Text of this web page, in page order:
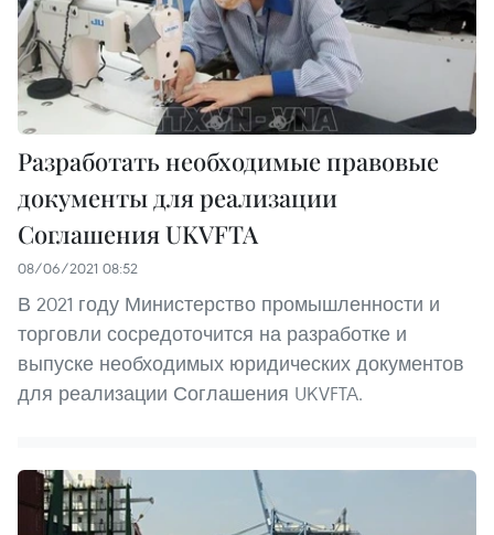
Разработать необходимые правовые
документы для реализации
Соглашения UKVFTA
08/06/2021 08:52
В 2021 году Министерство промышленности и
торговли сосредоточится на разработке и
выпуске необходимых юридических документов
для реализации Соглашения UKVFTA.